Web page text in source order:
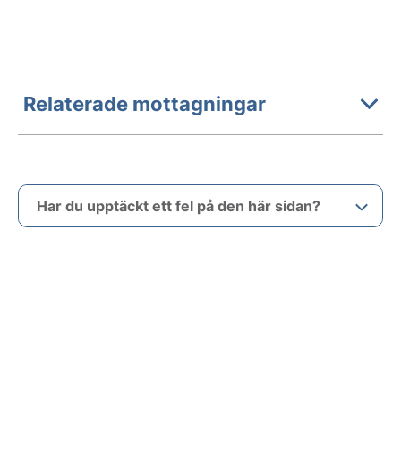
Relaterade mottagningar
Har du upptäckt ett fel på den här sidan?